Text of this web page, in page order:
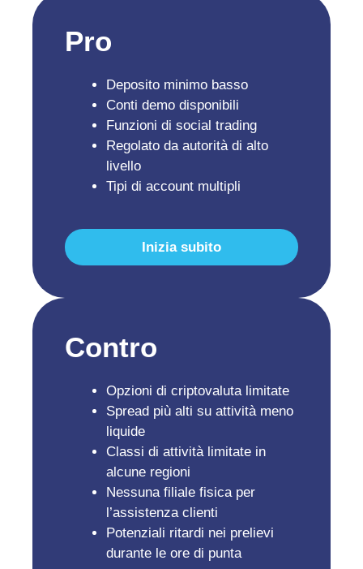
Pro
Deposito minimo basso
Conti demo disponibili
Funzioni di social trading
Regolato da autorità di alto
livello
Tipi di account multipli
Inizia subito
Contro
Opzioni di criptovaluta limitate
Spread più alti su attività meno
liquide
Classi di attività limitate in
alcune regioni
Nessuna filiale fisica per
l’assistenza clienti
Potenziali ritardi nei prelievi
durante le ore di punta